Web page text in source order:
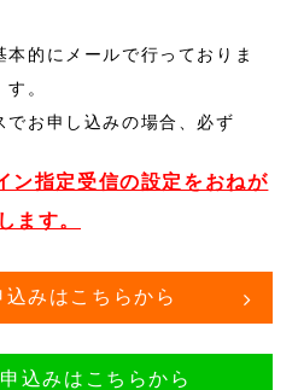
的にメールで行っておりま
す。
でお申し込みの場合、必ず
指定受信の設定をおねが
ます。
みはこちらから
込みはこちらから